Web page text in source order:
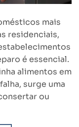
mais
residenciais,
é essencial.
alimentos em
surge uma
ou